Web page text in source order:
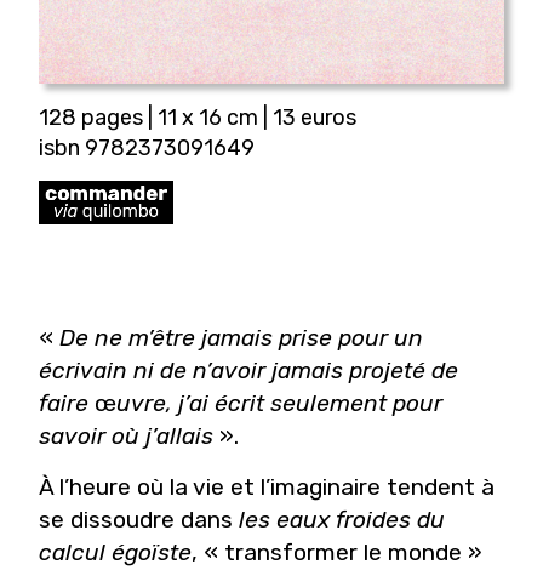
128 pages | 11 x 16 cm | 13 euros
isbn 9782373091649
« De ne m’être jamais prise pour un
écrivain ni de n’avoir jamais projeté de
faire œuvre, j’ai écrit seulement pour
savoir où j’allais ».
À l’heure où la vie et l’imaginaire tendent à
se dissoudre dans les eaux froides du
calcul égoïste, « transformer le monde »